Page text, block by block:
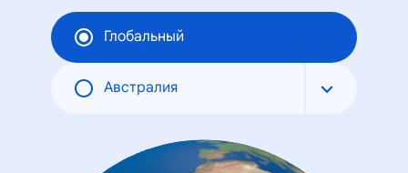
Глобальный
Австралия